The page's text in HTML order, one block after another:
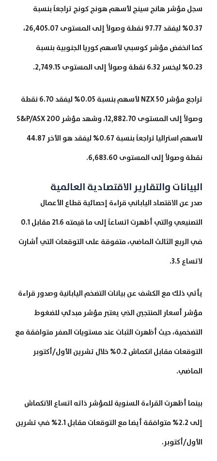
سجل مؤشر هانج سينج لأسهم هونج كونج تراجعاً بنسبة
0.37% ليفقد 97.77 نقطة وصولاً إلى المستوى 26,405.07،
كما انخفض مؤشر كوسبي لأسهم كوريا الجنوبية بنسبة
0.23% ليخسر 6.32 نقطة وصولاً إلى المستوى 2,749.15.
تراجع مؤشر NZX 50 لأسهم بنسبة 0.05% ليفقد 6.70 نقطة
وصولاً إلى المستوى 12,882.70، وشهد مؤشر S&P/ASX 200
لأسهم استراليا تراجعاً بنسبة 0.67% ليفقد هو الأخر 44.87
نقطة وصولاً إلى المستوى 6,683.60.
البيانات والتقارير الاقتصادية العالمية
صدر عن الاقتصاد الياباني قراءة إحصائية قطاع الأعمال
التصنيعي والتي أظهرت اتساعاً إلى ما قيمته 21.6 مقابل 0.1
في الربع الثالث الماضي، متفوقة على التوقعات التي أشارت
لاتساع 3.5.
يأتي ذلك مع الكشف عن بيانات التضخم اليابانية وصدور قراءة
مؤشر أسعار المنتجين الذي يعتبر مؤشر مبدئي للضغوط
التضخمية، حيث أظهرت الثبات عند مستويات الصفر متوافقة مع
التوقعات مقابل انكماش 0.2% خلال تشرين الأول/أكتوبر
الماضي.
بينما أظهرت القراءة السنوية للمؤشر ذاته اتساع الانكماش
إلى 2.2% متوافقة أيضا مع التوقعات مقابل 2.1% في تشرين
الأول/أكتوبر.